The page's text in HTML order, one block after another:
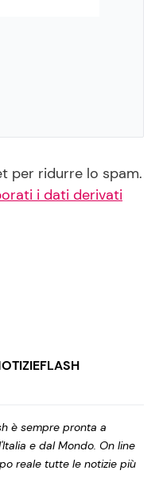
per ridurre lo spam.
i dati derivati
è sempre pronta a
e dal Mondo. On line
reale tutte le notizie più